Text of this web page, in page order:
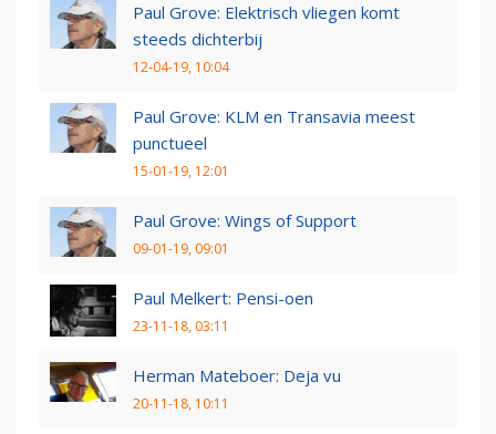
Paul Grove: Elektrisch vliegen komt
steeds dichterbij
12-04-19, 10:04
Paul Grove: KLM en Transavia meest
punctueel
15-01-19, 12:01
Paul Grove: Wings of Support
09-01-19, 09:01
Paul Melkert: Pensi-oen
23-11-18, 03:11
Herman Mateboer: Deja vu
20-11-18, 10:11